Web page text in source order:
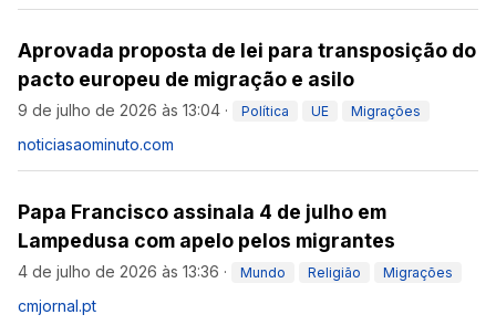
Aprovada proposta de lei para transposição do
pacto europeu de migração e asilo
9 de julho de 2026 às 13:04 · Política UE Migrações
noticiasaominuto.com
Papa Francisco assinala 4 de julho em
Lampedusa com apelo pelos migrantes
4 de julho de 2026 às 13:36 · Mundo Religião Migrações
cmjornal.pt